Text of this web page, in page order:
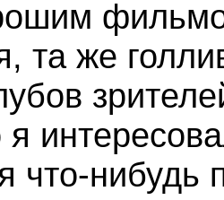
та же
я
что-нибудь